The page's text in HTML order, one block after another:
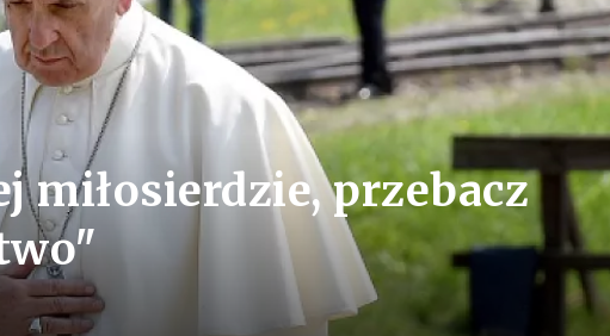
miłosierdzie, przebacz